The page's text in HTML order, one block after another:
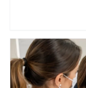
korzeni zęba, może
dysponuje
czy korzeń zęba
nowoczesnym
czy tomografia
podejmowane decyzje
danych.